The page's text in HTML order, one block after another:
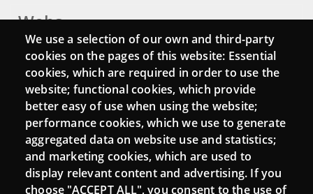
Webs
Login
Mattermost Punt TIC
Moodle CampusLab
Connect
We use a selection of our own and third-party
cookies on the pages of this website: Essential
cookies, which are required in order to use the
website; functional cookies, which provide
better easy of use when using the website;
performance cookies, which we use to generate
aggregated data on website use and statistics;
and marketing cookies, which are used to
display relevant content and advertising. If you
choose "ACCEPT ALL", you consent to the use of